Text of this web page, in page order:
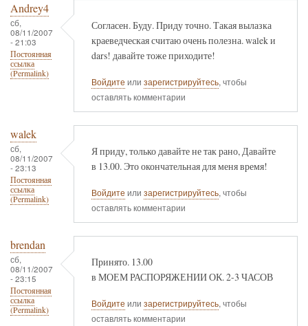
Andrey4
сб,
08/11/2007
- 21:03
Постоянная
ссылка
(Permalink)
Согласен. Буду. Приду точно. Такая вылазка
краеведческая считаю очень полезна. walek и
dars! давайте тоже приходите!
Войдите или зарегистрируйтесь, чтобы
оставлять комментарии
walek
сб,
08/11/2007
- 23:13
Постоянная
ссылка
(Permalink)
Я приду, только давайте не так рано, Давайте
в 13.00. Это окончательная для меня время!
Войдите или зарегистрируйтесь, чтобы
оставлять комментарии
brendan
сб,
08/11/2007
- 23:15
Постоянная
ссылка
(Permalink)
Принято. 13.00
в МОЕМ РАСПОРЯЖЕНИИ ОК. 2-3 ЧАСОВ
Войдите или зарегистрируйтесь, чтобы
оставлять комментарии